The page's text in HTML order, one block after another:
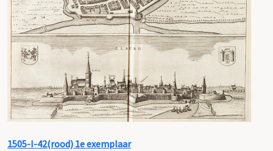
1505-I-42(rood) 1e exemplaar